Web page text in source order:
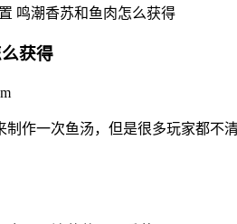
鸣潮香苏和鱼肉怎么获得
获得
制作一次鱼汤，但是很多玩家都不